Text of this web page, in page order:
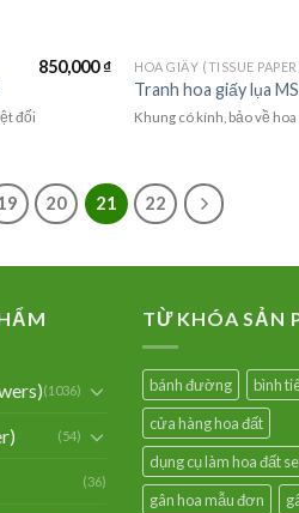
850,000₫
đối
HOA GIẤY (TISSUE
Tranh hoa giấy lụa
Khung có kính, bảo về
20 21 22
(1036)
(54)
(36)
TỪ KHÓA SẢN
bánh đường bình
cửa hàng hoa đất
dụng cụ làm hoa đất
gân hoa mẫu đơn